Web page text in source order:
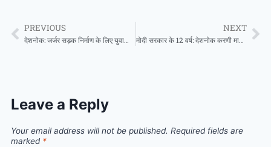
PREVIOUS
देशनोक: जर्जर सड़क निर्माण के लिए युवाओं ने उठाई आवाज़, विधायक अंशुमान सिंह भाटी को प्रेषित किया पत्र
NEXT
मोदी सरकार के 12 वर्ष: देशनोक करणी माता मंदिर में विधायक भाटी ने की विशेष पूजा, पीएम मोदी की दीर्घायु की कामना
Leave a Reply
Your email address will not be published. Required fields are
marked *